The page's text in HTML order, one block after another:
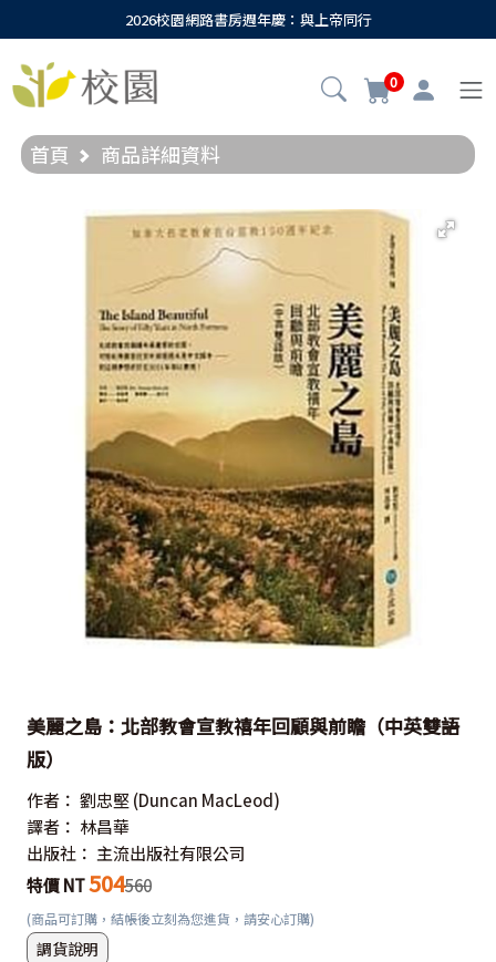
2026校園網路書房週年慶：與上帝同行
0
首頁 商品詳細資料
美麗之島：北部教會宣教禧年回顧與前瞻（中英雙語
版）
作者： 劉忠堅 (Duncan MacLeod)
譯者： 林昌華
出版社： 主流出版社有限公司
特價 NT504560
(商品可訂購，結帳後立刻為您進貨，請安心訂購)
調貨說明